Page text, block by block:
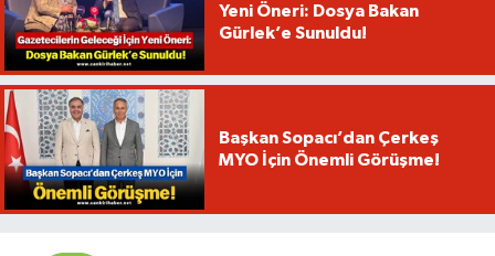
Yeni Öneri: Dosya Bakan
Gürlek’e Sunuldu!
Başkan Sopacı’dan Çerkeş
MYO İçin Önemli Görüşme!